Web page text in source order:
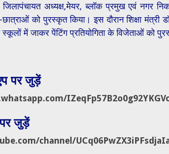
जिलापंचायत अध्यक्ष,मेयर, ब्लॉक प्रमुख एवं नगर
को पुरस्कृत किया। इस दौरान शिक्षा मंत्री
में जाकर पेंटिंग प्रतियोगिता के विजेताओं को
पर जुड़ें
जुड़ें
channel/